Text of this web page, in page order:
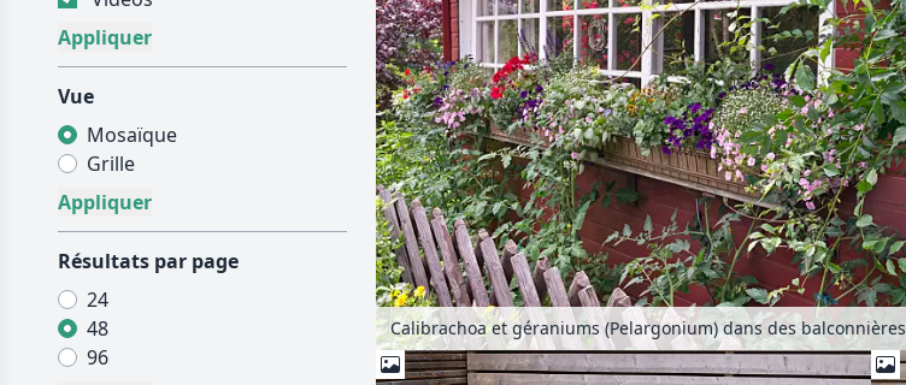
Vue
Mosaïque
Grille
Résultats par page
24
48
96
Calibrachoa et géraniums (Pelargonium) dans des balconnières